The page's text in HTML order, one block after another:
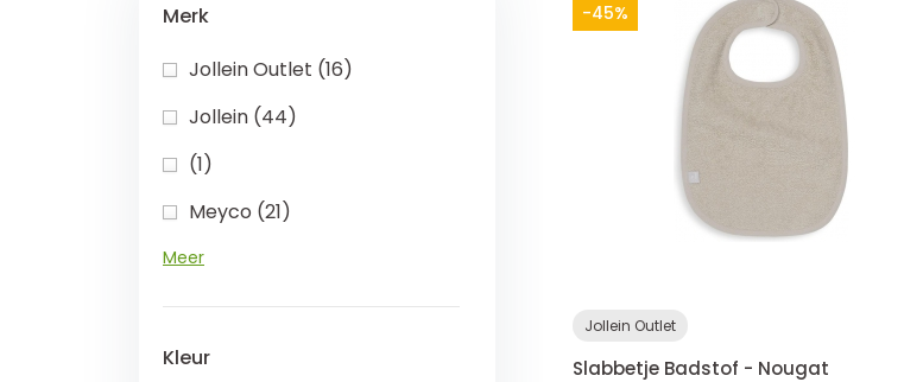
Merk
Jollein Outlet (16)
Jollein (44)
(1)
Meyco (21)
Meer
Kleur
-45%
Jollein Outlet
Slabbetje Badstof - Nougat